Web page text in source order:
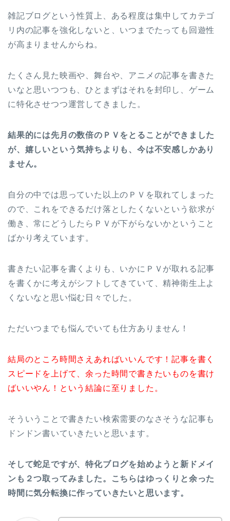
雑記ブログという性質上、ある程度は集中してカテゴ
リ内の記事を強化しないと、いつまでたっても回遊性
が高まりませんからね。
たくさん見た映画や、舞台や、アニメの記事を書きた
いなと思いつつも、ひとまずはそれを封印し、ゲーム
に特化させつつ運営してきました。
結果的には先月の数倍のＰＶをとることができました
が、嬉しいという気持ちよりも、今は不安感しかあり
ません。
自分の中では思っていた以上のＰＶを取れてしまった
ので、これをできるだけ落としたくないという欲求が
働き、常にどうしたらＰＶが下がらないかということ
ばかり考えています。
書きたい記事を書くよりも、いかにＰＶが取れる記事
を書くかに考えがシフトしてきていて、精神衛生上よ
くないなと思い悩む日々でした。
ただいつまでも悩んでいても仕方ありません！
結局のところ時間さえあればいいんです！記事を書く
スピードを上げて、余った時間で書きたいものを書け
ばいいやん！という結論に至りました。
そういうことで書きたい検索需要のなさそうな記事も
ドンドン書いていきたいと思います。
そして蛇足ですが、特化ブログを始めようと新ドメイ
ンも２つ取ってみました。こちらはゆっくりと余った
時間に気分転換に作っていきたいと思います。